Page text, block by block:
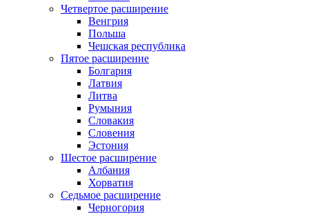
Четвертое расширение
Венгрия
Польша
Чешская республика
Пятое расширение
Болгария
Латвия
Литва
Румыния
Словакия
Словения
Эстония
Шестое расширение
Албания
Хорватия
Седьмое расширение
Черногория